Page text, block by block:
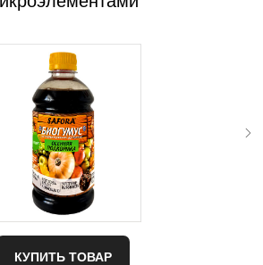
КУПИТЬ ТОВАР